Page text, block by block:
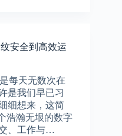
安全到高效运
每天无数次在
是我们早已习
细想来，这简
浩瀚无垠的数字
、工作与…